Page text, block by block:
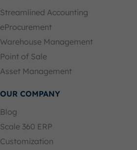
Streamlined Accounting
eProcurement
Warehouse Management
Point of Sale
Asset Management
OUR COMPANY
Blog
Scale 360 ERP
Customization